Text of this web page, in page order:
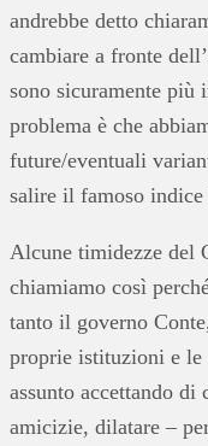
andrebbe detto
cambiare a fronte
sono sicuramente
problema è che
future/eventuali
salire il famoso indice
Alcune timidezze del
chiamiamo così
tanto il governo
proprie istituzioni e le
assunto accettando di
amicizie, dilatare –